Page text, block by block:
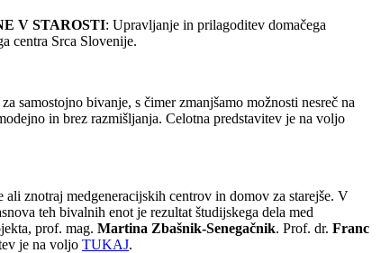
V STAROSTI: Upravljanje in prilagoditev domačega
centra Srca Slovenije.
samostojno bivanje, s čimer zmanjšamo možnosti nesreč na
in brez razmišljanja. Celotna predstavitev je na voljo
znotraj medgeneracijskih centrov in domov za starejše. V
teh bivalnih enot je rezultat študijskega dela med
prof. mag. Martina Zbašnik-Senegačnik. Prof. dr. Franc
je na voljo TUKAJ.